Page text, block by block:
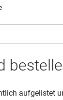
aufgelistet